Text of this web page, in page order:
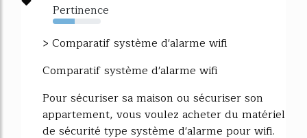
Pertinence
45%
> Comparatif système d'alarme wifi
Comparatif système d'alarme wifi
Pour sécuriser sa maison ou sécuriser son
appartement, vous voulez acheter du matériel
de sécurité type système d'alarme pour wifi.